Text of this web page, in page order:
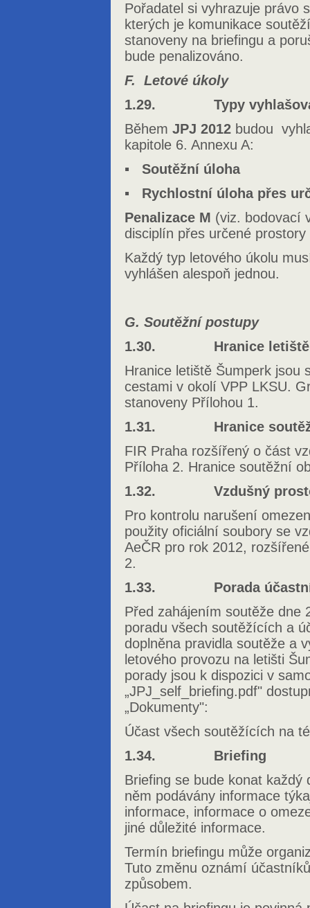
Pořadatel si vyhrazuje právo
kterých je komunikace
stanoveny na briefingu a
bude penalizováno.
F. Letové úkoly
1.29. Typy
Během JPJ 2012 budou
kapitole 6. Annexu A:
▪ Soutěžní úloha
▪ Rychlostní úloha přes
Penalizace M (viz. bodovací
disciplín přes určené prostory
Každý typ letového úkolu
vyhlášen alespoň jednou.
G. Soutěžní postupy
1.30. Hranice letiště
Hranice letiště Šumperk jsou
cestami v okolí VPP LKSU.
stanoveny Přílohou 1.
1.31. Hranice
FIR Praha rozšířený o část
Příloha 2. Hranice soutěžní
1.32. Vzdušný
Pro kontrolu narušení
použity oficiální soubory se
AeČR pro rok 2012,
2.
1.33. Porada
Před zahájením soutěže dne
poradu všech soutěžících a
doplněna pravidla soutěže a
letového provozu na letišti
porady jsou k dispozici v
„JPJ_self_briefing.pdf"
„Dokumenty":
Účast všech soutěžících na
1.34. Briefing
Briefing se bude konat
něm podávány informace
informace, informace o
jiné důležité informace.
Termín briefingu může
Tuto změnu oznámí
způsobem.